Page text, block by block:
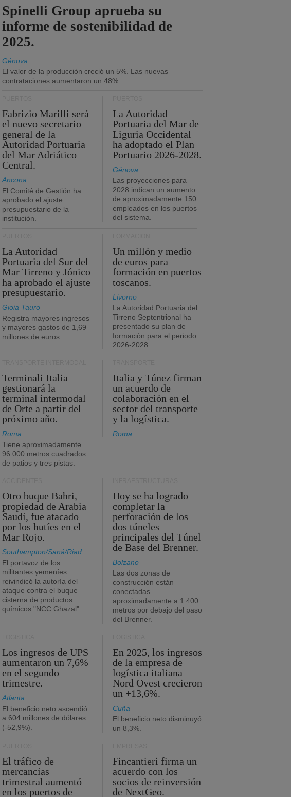
Spinelli Group aprueba su
informe de sostenibilidad de
2025.
Génova
El valor de la producción creció un 5%. Las nuevas
contrataciones aumentaron un 48%.
Fabrizio Marilli será
el nuevo secretario
general de la
Autoridad Portuaria
del Mar Adriático
Central.
Ancona
El Comité de Gestión ha
aprobado el ajuste
presupuestario de la
institución.
La Autoridad
Portuaria del Mar de
Liguria Occidental
ha adoptado el Plan
Portuario 2026-2028.
Génova
Las proyecciones para
2028 indican un aumento
de aproximadamente 150
empleados en los puertos
del sistema.
La Autoridad
Portuaria del Sur del
Mar Tirreno y Jónico
ha aprobado el ajuste
presupuestario.
Gioia Tauro
Registra mayores ingresos
y mayores gastos de 1,69
millones de euros.
Un millón y medio
de euros para
formación en puertos
toscanos.
Livorno
La Autoridad Portuaria del
Tirreno Septentrional ha
presentado su plan de
formación para el periodo
2026-2028.
Terminali Italia
gestionará la
terminal intermodal
de Orte a partir del
próximo año.
Roma
Tiene aproximadamente
96.000 metros cuadrados
de patios y tres pistas.
Italia y Túnez firman
un acuerdo de
colaboración en el
sector del transporte
y la logística.
Roma
Otro buque Bahri,
propiedad de Arabia
Saudí, fue atacado
por los hutíes en el
Mar Rojo.
Southampton/Saná/Riad
El portavoz de los
militantes yemeníes
reivindicó la autoría del
ataque contra el buque
cisterna de productos
químicos "NCC Ghazal".
Hoy se ha logrado
completar la
perforación de los
dos túneles
principales del Túnel
de Base del Brenner.
Bolzano
Las dos zonas de
construcción están
conectadas
aproximadamente a 1.400
metros por debajo del paso
del Brenner.
Los ingresos de UPS
aumentaron un 7,6%
en el segundo
trimestre.
Atlanta
El beneficio neto ascendió
a 604 millones de dólares
(-52,9%).
En 2025, los ingresos
de la empresa de
logística italiana
Nord Ovest crecieron
un +13,6%.
Cuña
El beneficio neto disminuyó
un 8,3%.
El tráfico de
mercancías
trimestral aumentó
en los puertos de
Fincantieri firma un
acuerdo con los
socios de reinversión
de NextGeo.